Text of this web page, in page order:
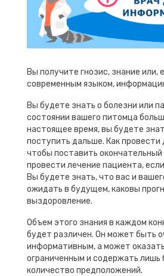
Вы получите гнозис, знание или,
современным языком,
Вы будете знать о болезни или
состоянии вашего питомца
настоящее время, вы будете
поступить дальше. Как провести
чтобы поставить окончательный
провести лечение пациента,
Вы будете знать, что вас и
ожидать в будущем, каковы
выздоровление.
Объем этого знания в каждом
будет различен. Он может быть
информативным, а может
ограниченным и содержать лишь
количество предположений.